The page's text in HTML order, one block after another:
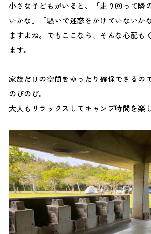
小さな子どもがいると、「走り回って隣
いかな」「騒いで迷惑をかけていないか
ますよね。でもここなら、そんな心配も
ます。
家族だけの空間をゆったり確保できるの
のびのび。
大人もリラックスしてキャンプ時間を楽